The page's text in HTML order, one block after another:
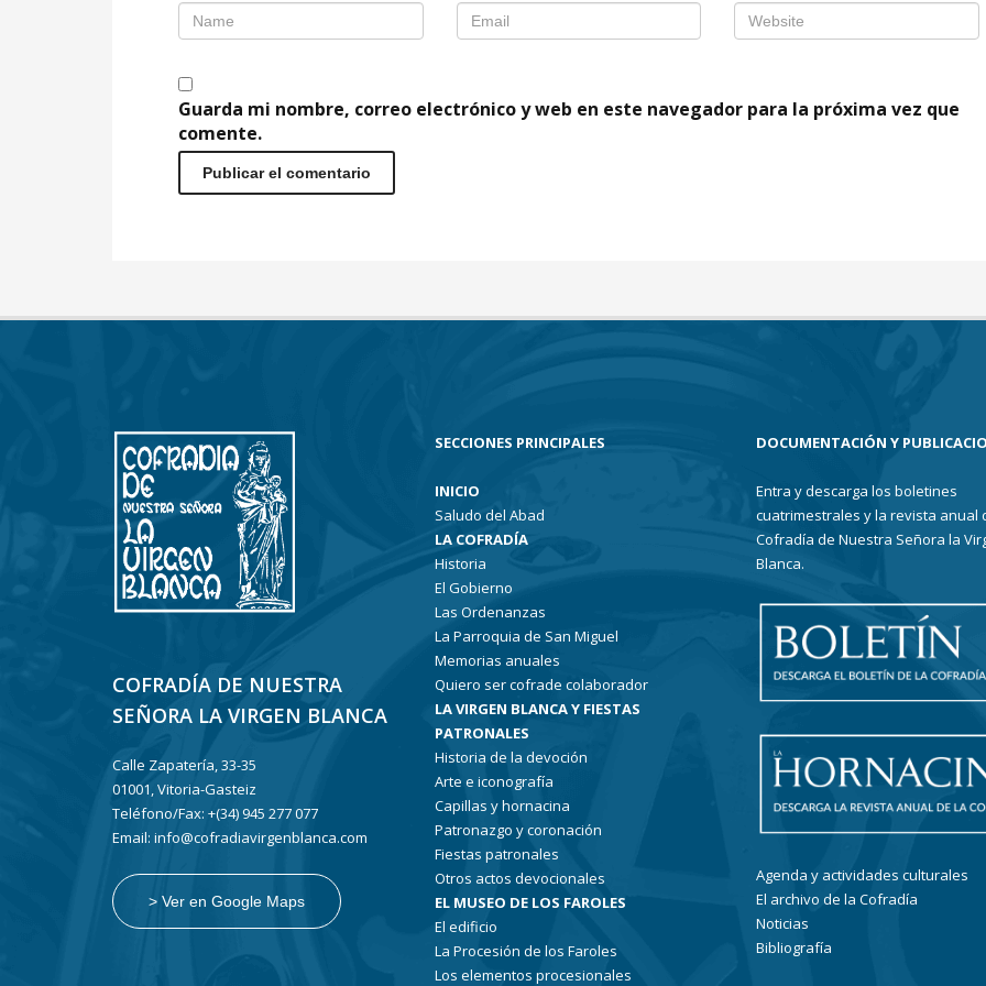
Guarda mi nombre, correo electrónico y web en este navegador para la próxima vez que
comente.
COFRADÍA DE NUESTRA
SEÑORA LA VIRGEN BLANCA
Calle Zapatería, 33-35
01001, Vitoria-Gasteiz
Teléfono/Fax: +(34) 945 277 077
Email: info@cofradiavirgenblanca.com
> Ver en Google Maps
SECCIONES PRINCIPALES
INICIO
Saludo del Abad
LA COFRADÍA
Historia
El Gobierno
Las Ordenanzas
La Parroquia de San Miguel
Memorias anuales
Quiero ser cofrade colaborador
LA VIRGEN BLANCA Y FIESTAS
PATRONALES
Historia de la devoción
Arte e iconografía
Capillas y hornacina
Patronazgo y coronación
Fiestas patronales
Otros actos devocionales
EL MUSEO DE LOS FAROLES
El edificio
La Procesión de los Faroles
Los elementos procesionales
DOCUMENTACIÓN Y
Entra y descarga los boletines
cuatrimestrales y la revista anual
Cofradía de Nuestra Señora la
Blanca.
Agenda y actividades culturales
El archivo de la Cofradía
Noticias
Bibliografía